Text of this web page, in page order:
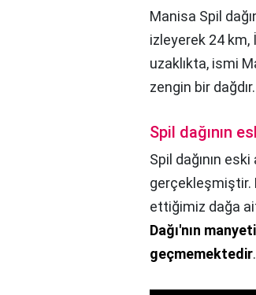
Manisa Spil
izleyerek 24 km,
uzaklıkta, ismi
zengin bir dağdır.
Spil dağının
Spil dağının eski
gerçekleşmiştir.
ettiğimiz dağa
Dağı'nın
geçmemektedir.